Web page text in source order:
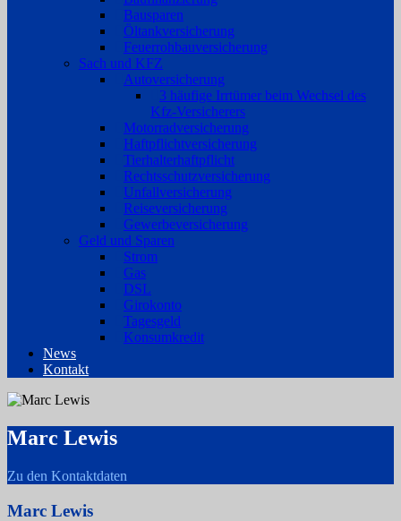
Bausparen
Öltankversicherung
Feuerrohbauversicherung
Sach und KFZ
Autoversicherung
3 häufige Irrtümer beim Wechsel des
Kfz-Versicherers
Motorradversicherung
Haftpflichtversicherung
Tierhalterhaftpflicht
Rechtsschutzversicherung
Unfallversicherung
Reiseversicherung
Gewerbeversicherung
Geld und Sparen
Strom
Gas
DSL
Girokonto
Tagesgeld
Konsumkredit
News
Kontakt
Marc Lewis
Zu den Kontaktdaten
Marc Lewis